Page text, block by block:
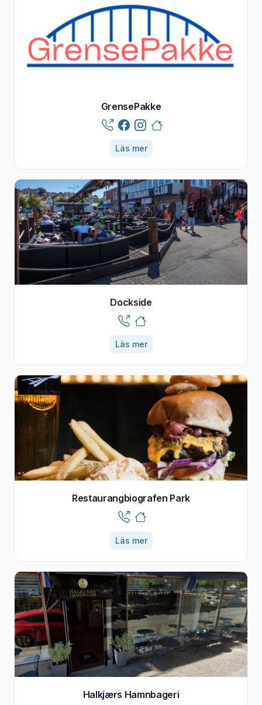
GrensePakke
Läs mer
Dockside
Läs mer
Restaurangbiografen Park
Läs mer
Halkjærs Hamnbageri